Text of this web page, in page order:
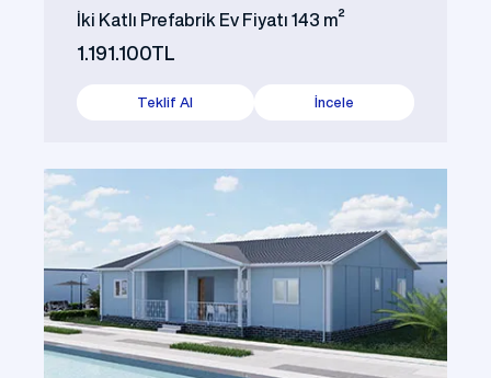
İki Katlı Prefabrik Ev Fiyatı 143 m²
1.191.100TL
Teklif Al İncele